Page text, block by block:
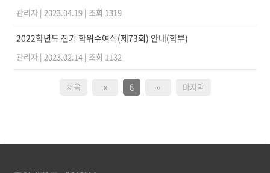
관리자 | 2023.04.19 | 조회 1319
2022학년도 전기 학위수여식(제73회) 안내(학부)
관리자 | 2023.02.14 | 조회 1132
처음 « 6 » 마지막